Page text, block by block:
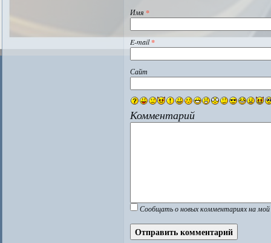
Имя *
E-mail*
Сайт
Комментарий
Сообщать о новых комментариях на мой